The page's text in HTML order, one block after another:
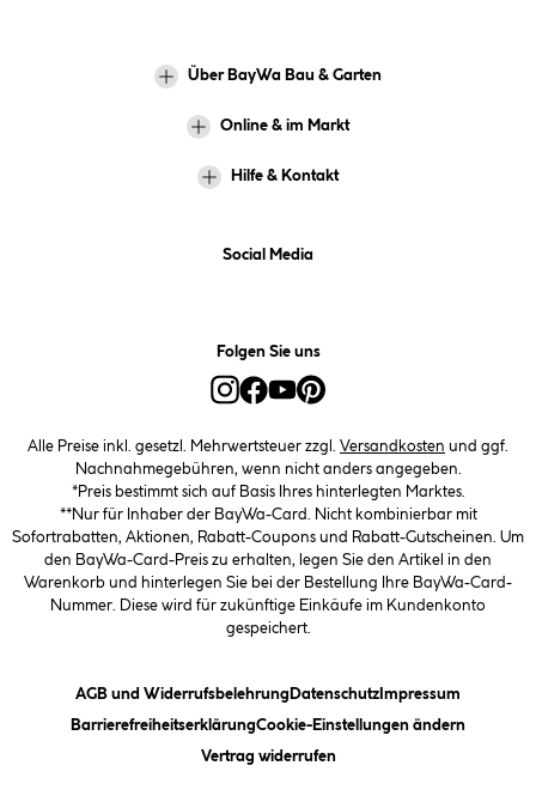
Über BayWa Bau & Garten
Online & im Markt
Hilfe & Kontakt
Social Media
Folgen Sie uns
Alle Preise inkl. gesetzl. Mehrwertsteuer zzgl. Versandkosten und ggf.
Nachnahmegebühren, wenn nicht anders angegeben.
*Preis bestimmt sich auf Basis Ihres hinterlegten Marktes.
**Nur für Inhaber der BayWa-Card. Nicht kombinierbar mit
Sofortrabatten, Aktionen, Rabatt-Coupons und Rabatt-Gutscheinen. Um
den BayWa-Card-Preis zu erhalten, legen Sie den Artikel in den
Warenkorb und hinterlegen Sie bei der Bestellung Ihre BayWa-Card-
Nummer. Diese wird für zukünftige Einkäufe im Kundenkonto
gespeichert.
AGB und Widerrufsbelehrung (öffnet ein Dialogfeld)
Datenschutz(öffnet ein Dialogfeld)
Impressum
Barrierefreiheitserklärung(öffnet ein Dialogfeld)
Cookie-Einstellungen ändern(öffnet
Vertrag widerrufen